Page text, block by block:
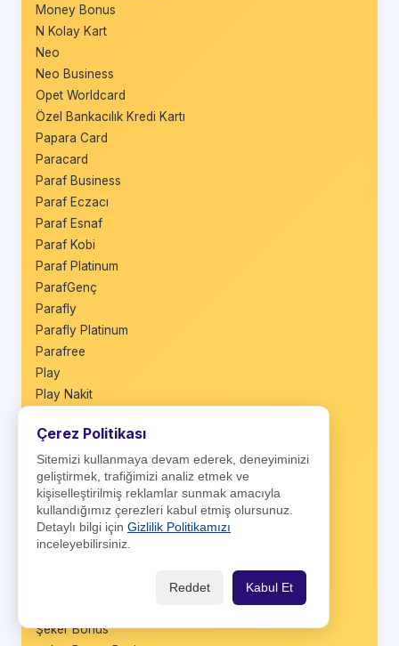
Money Bonus
N Kolay Kart
Neo
Neo Business
Opet Worldcard
Özel Bankacılık Kredi Kartı
Papara Card
Paracard
Paraf Business
Paraf Eczacı
Paraf Esnaf
Paraf Kobi
Paraf Platinum
ParafGenç
Parafly
Parafly Platinum
Parafree
Play
Play Nakit
Privia Kredi Kartı
QNB First
QNB Miles&Smiles
Sağlam Kart
Sağlam Nakit
Sale Plus
Şeker Bonus
Çerez Politikası
Sitemizi kullanmaya devam ederek, deneyiminizi
geliştirmek, trafiğimizi analiz etmek ve
kişiselleştirilmiş reklamlar sunmak amacıyla
kullandığımız çerezleri kabul etmiş olursunuz.
Detaylı bilgi için Gizlilik Politikamızı
inceleyebilirsiniz.
Reddet Kabul Et